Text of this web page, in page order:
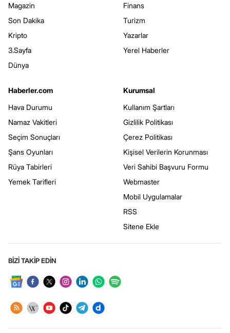
Magazin
Son Dakika
Kripto
3.Sayfa
Dünya
Finans
Turizm
Yazarlar
Yerel Haberler
Haberler.com
Hava Durumu
Namaz Vakitleri
Seçim Sonuçları
Şans Oyunları
Rüya Tabirleri
Yemek Tarifleri
Kurumsal
Kullanım Şartları
Gizlilik Politikası
Çerez Politikası
Kişisel Verilerin Korunması
Veri Sahibi Başvuru Formu
Webmaster
Mobil Uygulamalar
RSS
Sitene Ekle
BİZİ TAKİP EDİN